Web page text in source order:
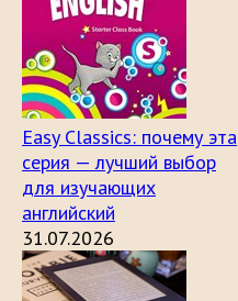
Easy Classics: почему эта
серия — лучший выбор
для изучающих
английский
31.07.2026